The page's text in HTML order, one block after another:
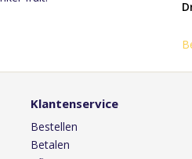
Klantenservice
Bestellen
Betalen